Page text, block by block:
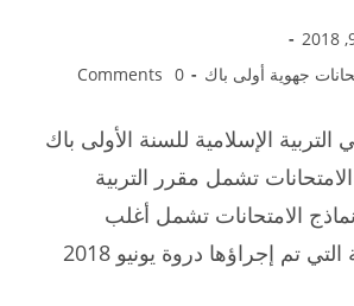
جهوية أولى باك
Post
0 Comments
الإسلامية للسنة الأولى باك
تشمل مقرر التربية
نماذج الامتحانات تشمل أغلب
الامتحانات الجهوية التي تم إجراؤها دروة يونيو 2018